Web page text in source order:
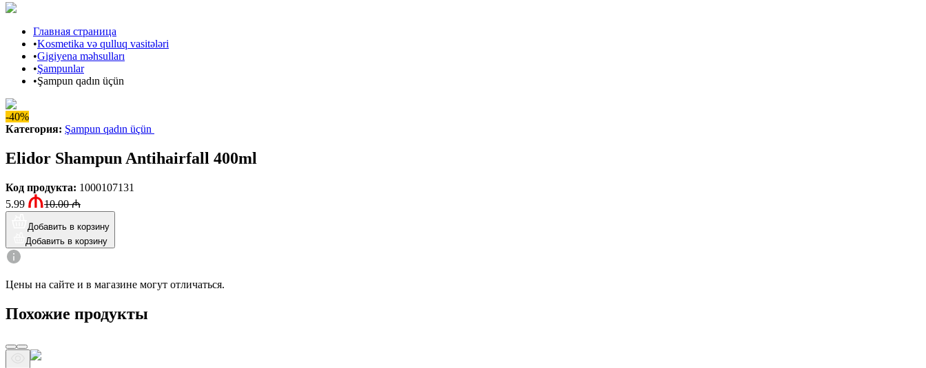
Главная страница
•Kosmetika və qulluq vasitələri
•Gigiyena məhsulları
•Şampunlar
•Şampun qadın üçün
-40%
Категория: Şampun qadın üçün
Elidor Shampun Antihairfall 400ml
Код продукта: 1000107131
5.99
10.00₼
Добавить в корзину
Добавить в корзину
Цены на сайте и в магазине могут отличаться.
Похожие продукты